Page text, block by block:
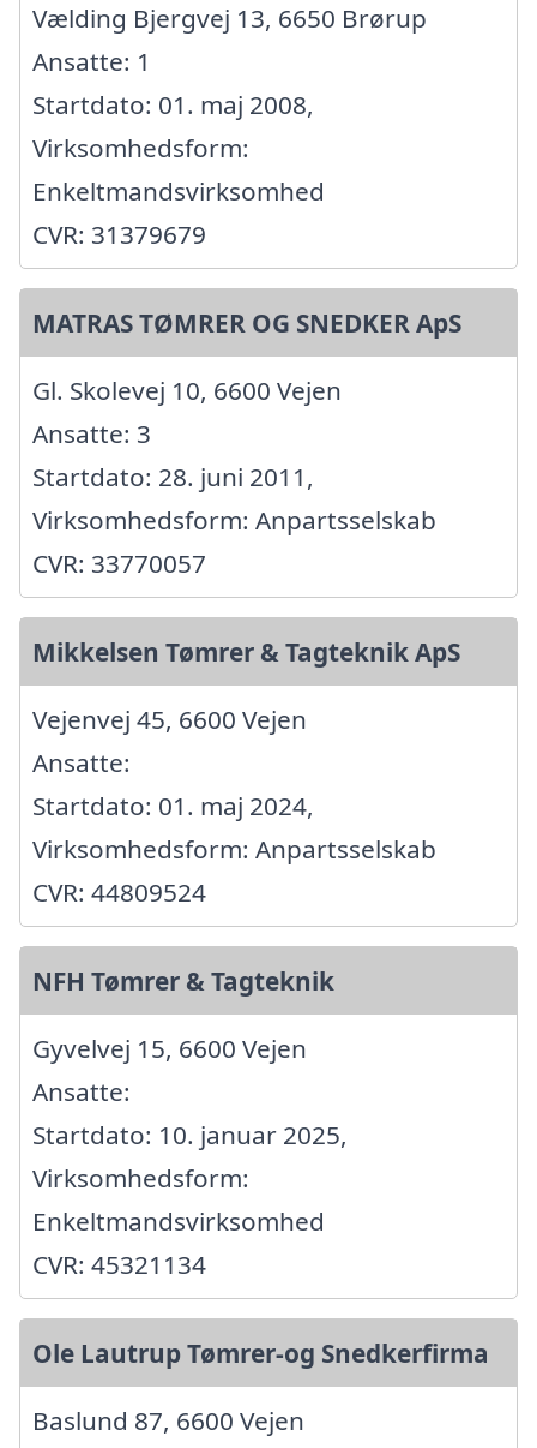
Vælding Bjergvej 13, 6650 Brørup
Ansatte: 1
Startdato: 01. maj 2008,
Virksomhedsform:
Enkeltmandsvirksomhed
CVR: 31379679
MATRAS TØMRER OG SNEDKER ApS
Gl. Skolevej 10, 6600 Vejen
Ansatte: 3
Startdato: 28. juni 2011,
Virksomhedsform: Anpartsselskab
CVR: 33770057
Mikkelsen Tømrer & Tagteknik ApS
Vejenvej 45, 6600 Vejen
Ansatte:
Startdato: 01. maj 2024,
Virksomhedsform: Anpartsselskab
CVR: 44809524
NFH Tømrer & Tagteknik
Gyvelvej 15, 6600 Vejen
Ansatte:
Startdato: 10. januar 2025,
Virksomhedsform:
Enkeltmandsvirksomhed
CVR: 45321134
Ole Lautrup Tømrer-og Snedkerfirma
Baslund 87, 6600 Vejen